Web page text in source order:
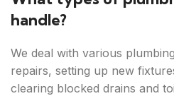
handle?
We deal with various
repairs, setting up new
clearing blocked drains and